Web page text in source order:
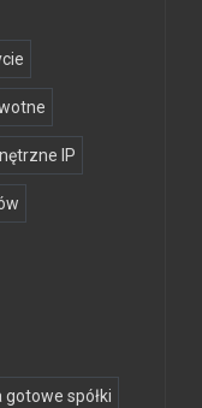
IP
spółki